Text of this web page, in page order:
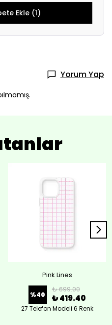
Ekle (1)
Yorum Yap
Pink Lines
%40
₺ 699.00
₺ 419.40
27 Telefon Modeli 6 Renk